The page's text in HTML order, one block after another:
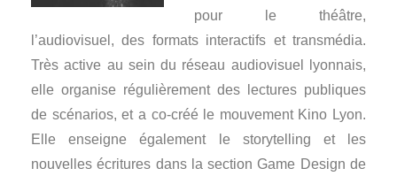
pour le théâtre,
l’audiovisuel, des formats interactifs et transmédia.
Très active au sein du réseau audiovisuel lyonnais,
elle organise régulièrement des lectures publiques
de scénarios, et a co-créé le mouvement Kino Lyon.
Elle enseigne également le storytelling et les
nouvelles écritures dans la section Game Design de